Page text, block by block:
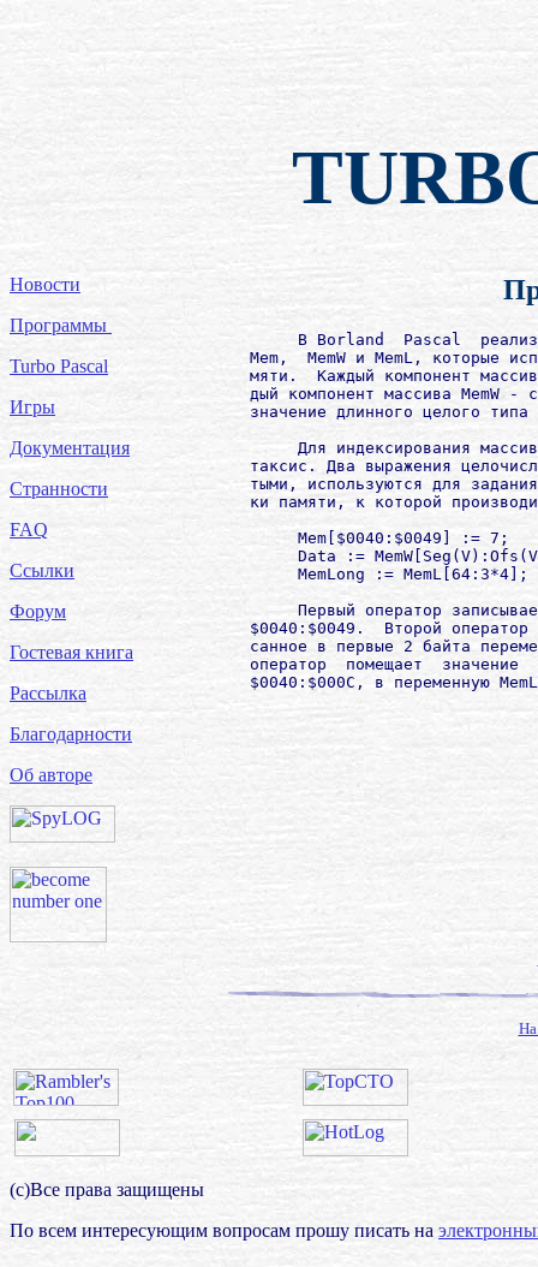
Новости
Программы
Turbo Pascal
Игры
Документация
Странности
FAQ
Ссылки
Форум
Гостевая книга
Рассылка
Благодарности
Об авторе
В Borland  Pascal
Mem,  MemW и MemL, которые
мяти.  Каждый компонент
дый компонент массива MemW -
значение длинного целого типа
Для индексирования
таксис. Два выражения
тыми, используются для
ки памяти, к которой
             Mem[$0040:$0049] := 7;
Data :=
             MemLong := MemL[64:3*4];
Первый оператор
$0040:$0049.  Второй
санное в первые 2 байта
оператор  помещает  значение
(с)Все права защищены
По всем интересующим вопросам прошу писать на